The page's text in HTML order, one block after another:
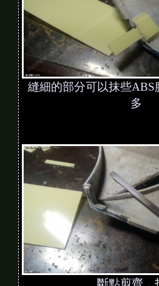
縫細的部分可以抹些ABS
多
斷點剪齊，